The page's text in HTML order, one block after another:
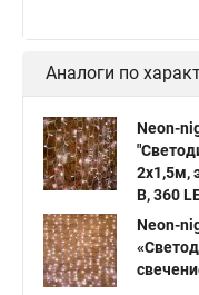
Аналоги по
Neon-
2х1,5м,
В, 360
Neon-